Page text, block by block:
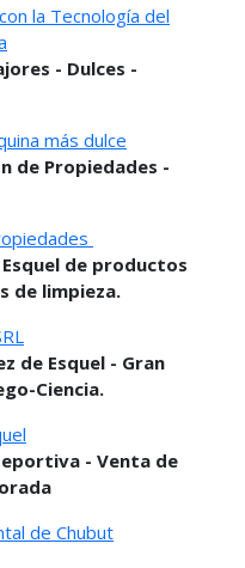
la Tecnología del
- Dulces -
más dulce
de Propiedades -
de productos
de limpieza.
de Esquel - Gran
Ciencia.
- Venta de
de Chubut